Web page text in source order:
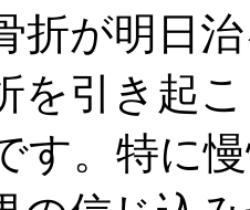
折が明日
を引き起
す。特に